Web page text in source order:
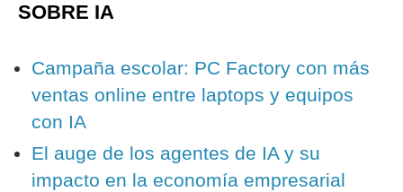
SOBRE IA
Campaña escolar: PC Factory con más
ventas online entre laptops y equipos
con IA
El auge de los agentes de IA y su
impacto en la economía empresarial